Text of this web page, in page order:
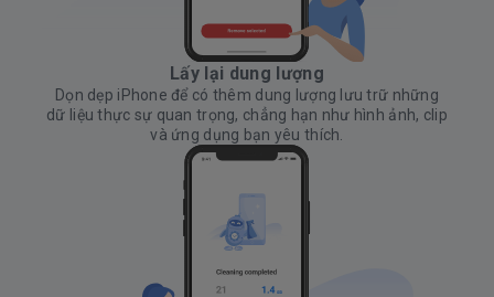
Lấy lại dung lượng
Dọn dẹp iPhone để có thêm dung lượng lưu trữ những
dữ liệu thực sự quan trọng, chẳng hạn như hình ảnh, clip
và ứng dụng bạn yêu thích.